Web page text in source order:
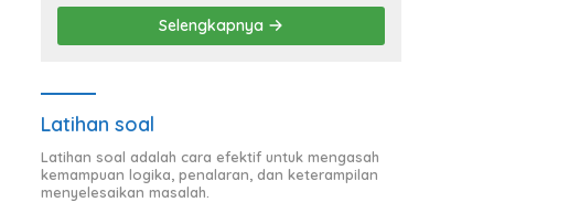
Selengkapnya
Latihan soal
Latihan soal adalah cara efektif untuk mengasah
kemampuan logika, penalaran, dan keterampilan
menyelesaikan masalah.